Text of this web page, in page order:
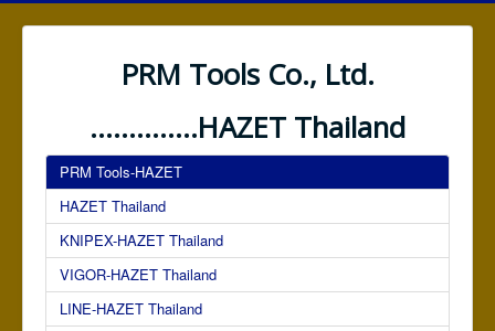
PRM Tools Co., Ltd.
..............HAZET Thailand
PRM Tools-HAZET
HAZET Thailand
KNIPEX-HAZET Thailand
VIGOR-HAZET Thailand
LINE-HAZET Thailand